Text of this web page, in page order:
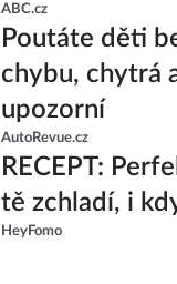
ABC.cz
Poutáte děti
chybu, chytrá
upozorní
AutoRevue.cz
RECEPT:
tě zchladí, i
HeyFomo